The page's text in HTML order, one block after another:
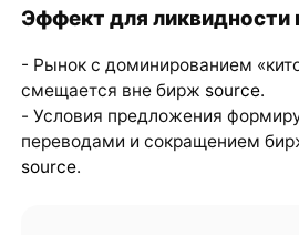
Эффект для ликвидности
- Рынок с доминированием
смещается вне бирж source.
- Условия предложения
переводами и сокращением
source.